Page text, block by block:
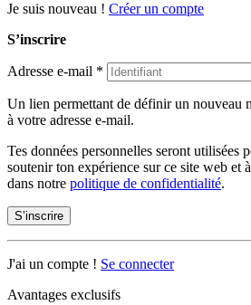
Je suis nouveau ! Créer un compte
S’inscrire
Adresse e-mail *
Un lien permettant de définir un nouveau
à votre adresse e-mail.
Tes données personnelles seront utilisées
soutenir ton expérience sur ce site web et
dans notre politique de confidentialité.
S’inscrire
J'ai un compte ! Se connecter
Avantages exclusifs